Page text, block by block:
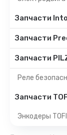
Запчасти
Запчасти
Запчасти
Реле
Запчасти
Энкодеры TOFI